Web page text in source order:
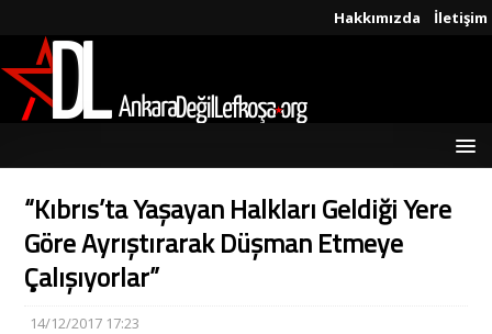
Hakkımızda İletişim
“Kıbrıs’ta Yaşayan Halkları Geldiği Yere
Göre Ayrıştırarak Düşman Etmeye
Çalışıyorlar”
14/12/2017 17:23